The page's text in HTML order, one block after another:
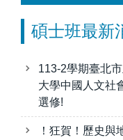
碩士班最新
113-2學期臺北
大學中國人文社
選修!
！狂賀！歷史與